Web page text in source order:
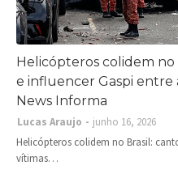
Helicópteros colidem
e influencer Gaspi entre
News Informa
Lucas Araujo
junho 16, 2026
Helicópteros colidem no Brasil:
vítimas…